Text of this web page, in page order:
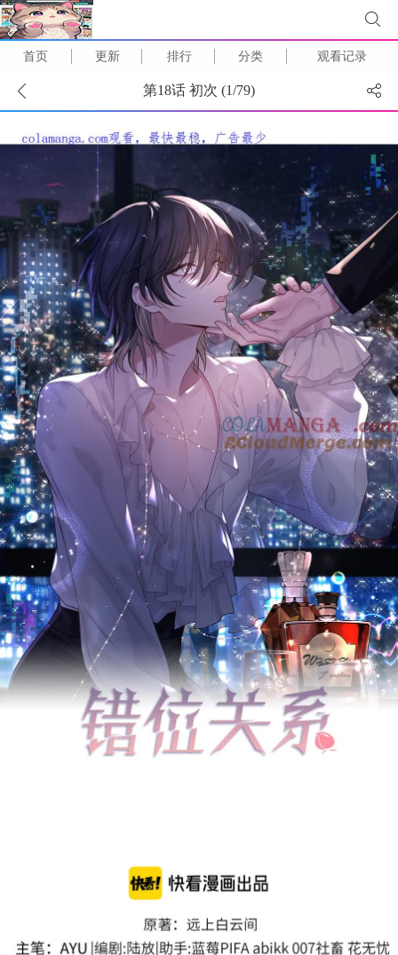
首页 更新 排行 分类 观看记录
第18话 初次 (1/79)